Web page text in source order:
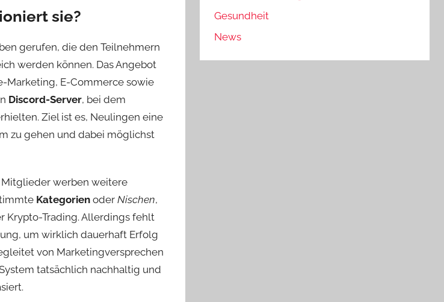
sie?
gerufen, die den Teilnehmern
werden können. Das Angebot
Marketing, E-Commerce sowie
Discord-Server, bei dem
Ziel ist es, Neulingen eine
zu gehen und dabei möglichst
Mitglieder werben weitere
Kategorien oder Nischen,
Krypto-Trading. Allerdings fehlt
um wirklich dauerhaft Erfolg
von Marketingversprechen
tatsächlich nachhaltig und
Gesundheit
News